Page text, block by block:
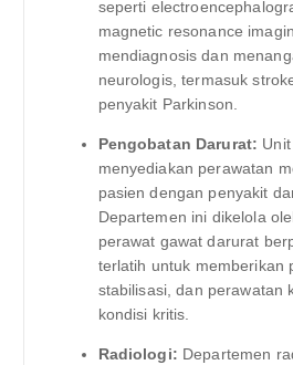
seperti
magnetic resonance
mendiagnosis dan
neurologis, termasuk
penyakit Parkinson.
Pengobatan Darurat:
menyediakan perawatan
pasien dengan penyakit
Departemen ini dikelola
perawat gawat darurat
terlatih untuk memberikan
stabilisasi, dan perawatan
kondisi kritis.
Radiologi: Departemen